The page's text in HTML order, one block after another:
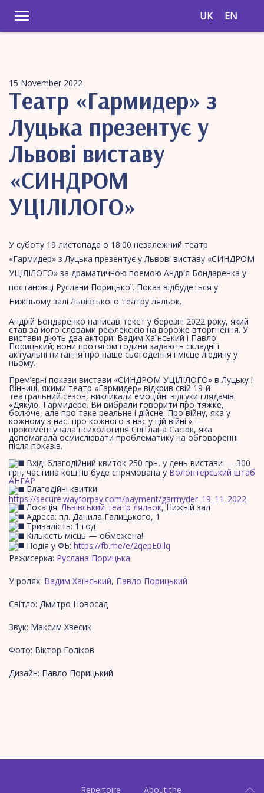
UK EN
15 November 2022
Театр «Гармидер» з
Луцька презентує у
Львові виставу
«СИНДРОМ
УЦІЛІЛОГО»
У суботу 19 листопада о 18:00 незалежний театр
«Гармидер» з Луцька презентує у Львові виставу «СИНДРОМ
УЦІЛІЛОГО» за драматичною поемою Андрія Бондаренка у
постановці Руслани Порицької. Показ відбудеться у
Нижньому залі Львівського театру ляльок.
Андрій Бондаренко написав текст у березні 2022 року, який
став за його словами рефлексією на вороже вторгнення. У
вистави діють два актори: Вадим Хаїнський і Павло
Порицький; вони протягом години задають складні і
актуальні питання про наше сьогодення і місце людину у
ньому.
Прем’єрні покази вистави «СИНДРОМ УЦІЛІЛОГО» в Луцьку і
Вінниці, якими театр «Гармидер» відкрив свій 19-й
театральний сезон, викликали емоційні відгуки глядачів.
«Дякую, Гармидере. Ви вибрали говорити про тяжке,
болюче, але про таке реальне і дійсне. Про війну, яка у
кожному з нас, про кожного з нас у цій війні.» —
прокоментувала психологиня Світлана Сасюк, яка
допомагала осмислювати проблематику на обговоренні
після показів.
Вхід: благодійний квиток 250 грн, у день вистави — 300
грн, частина коштів буде спрямована у Волонтерський штаб
АНГАР
Благодійні квитки:
https://secure.wayforpay.com/payment/garmyder_19_11_2022
Локація: Львівський театр ляльок, Нижній зал
Адреса: пл. Данила Галицького, 1
Тривалість: 1 год
Кількість місць — обмежена!
Подія у ФБ: https://fb.me/e/2qepE0Ilq
Режисерка: Руслана Порицька
У ролях: Вадим Хаїнський, Павло Порицький
Світло: Дмитро Новосад
Звук: Максим Хвесик
Фото: Віктор Голіков
Дизайн: Павло Порицький
Repertoire About the